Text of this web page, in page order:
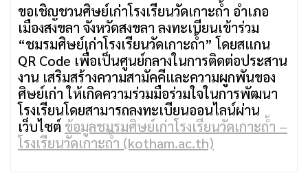
ขอเชิญชวนศิษย์เก่าโรงเรียนวัดเกาะถ้ำ อำเภอ
เมืองสงขลา จังหวัดสงขลา ลงทะเบียนเข้าร่วม
“ชมรมศิษย์เก่าโรงเรียนวัดเกาะถ้ำ” โดยสแกน
QR Code เพื่อเป็นศูนย์กลางในการติดต่อประสาน
งาน เสริมสร้างความสามัคคีและความผูกพันของ
ศิษย์เก่า ให้เกิดความร่วมมือร่วมใจในการพัฒนา
โรงเรียนโดยสามารถลงทะเบียนออนไลน์ผ่าน
เว็บไซต์ ข้อมูลชมรมศิษย์เก่าโรงเรียนวัดเกาะถ้ำ –
โรงเรียนวัดเกาะถ้ำ (kotham.ac.th)